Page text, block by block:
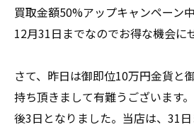
買取金額50%アップキャンペーン
12月31日までなのでお得な機会に
さて、昨日は御即位10万円金貨と
持ち頂きまして有難うございます
後3日となりました。当店は、31